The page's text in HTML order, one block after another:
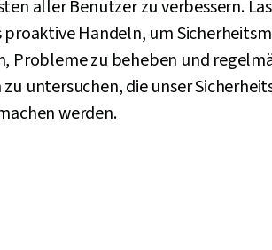
aller Benutzer zu verbessern.
Handeln, um
Probleme zu beheben und
untersuchen, die unser
werden.